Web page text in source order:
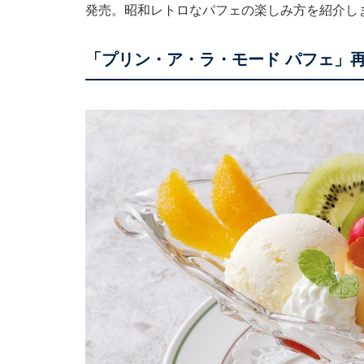
発売。昭和レトロなパフェの楽しみ方を紹介し
「プリン・ア・ラ・モード パフェ」